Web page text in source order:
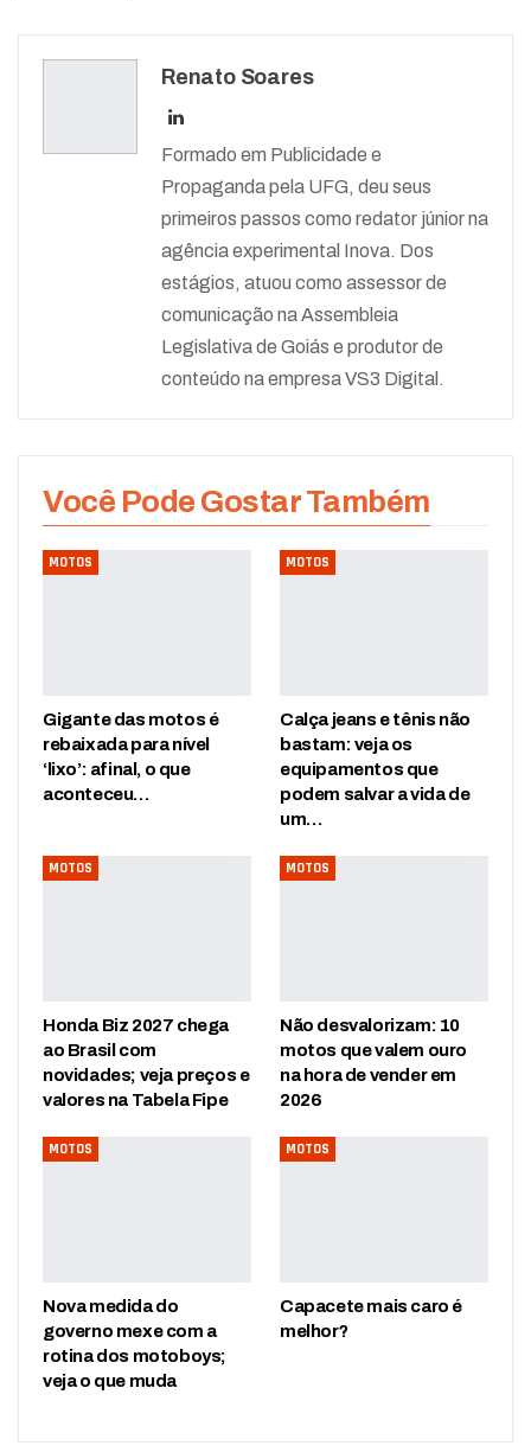
Renato Soares
Formado em Publicidade e
Propaganda pela UFG, deu seus
primeiros passos como redator júnior na
agência experimental Inova. Dos
estágios, atuou como assessor de
comunicação na Assembleia
Legislativa de Goiás e produtor de
conteúdo na empresa VS3 Digital.
Você Pode Gostar Também
MOTOS
Gigante das motos é
rebaixada para nível
‘lixo’: afinal, o que
aconteceu…
MOTOS
Calça jeans e tênis não
bastam: veja os
equipamentos que
podem salvar a vida de
um…
MOTOS
Honda Biz 2027 chega
ao Brasil com
novidades; veja preços e
valores na Tabela Fipe
MOTOS
Não desvalorizam: 10
motos que valem ouro
na hora de vender em
2026
MOTOS
Nova medida do
governo mexe com a
rotina dos motoboys;
veja o que muda
MOTOS
Capacete mais caro é
melhor?